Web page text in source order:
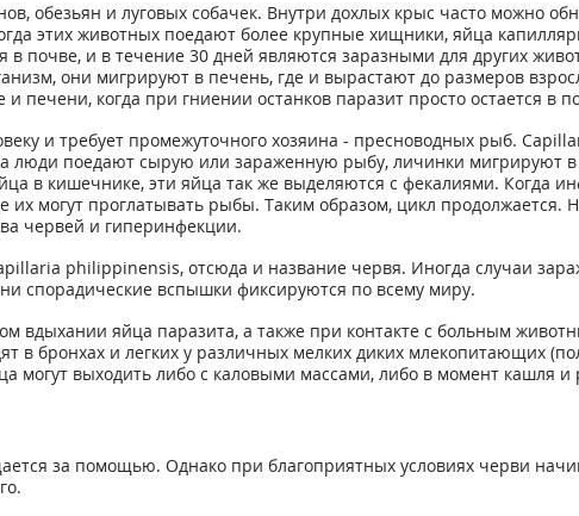
обезьян и луговых собачек. Внутри дохлых крыс часто можно
этих животных поедают более крупные хищники, яйца
почве, и в течение 30 дней являются заразными для других
они мигрируют в печень, где и вырастают до размеров
когда при гниении останков паразит просто остается в
и требует промежуточного хозяина - пресноводных рыб.
люди поедают сырую или зараженную рыбу, личинки мигрируют
в кишечнике, эти яйца так же выделяются с фекалиями. Когда
их могут проглатывать рыбы. Таким образом, цикл продолжается.
червей и гиперинфекции.
philippinensis, отсюда и название червя. Иногда случаи
спорадические вспышки фиксируются по всему миру.
вдыхании яйца паразита, а также при контакте с больным
в бронхах и легких у различных мелких диких млекопитающих
могут выходить либо с каловыми массами, либо в момент кашля и
за помощью. Однако при благоприятных условиях черви